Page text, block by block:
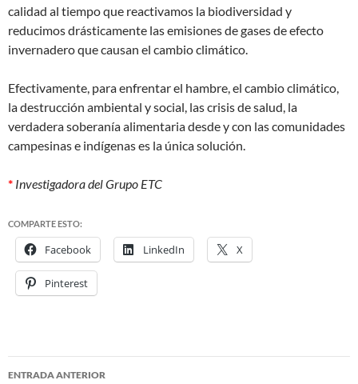
calidad al tiempo que reactivamos la biodiversidad y
reducimos drásticamente las emisiones de gases de efecto
invernadero que causan el cambio climático.
Efectivamente, para enfrentar el hambre, el cambio climático,
la destrucción ambiental y social, las crisis de salud, la
verdadera soberanía alimentaria desde y con las comunidades
campesinas e indígenas es la única solución.
* Investigadora del Grupo ETC
COMPARTE ESTO:
Facebook LinkedIn X
Pinterest
ENTRADA ANTERIOR